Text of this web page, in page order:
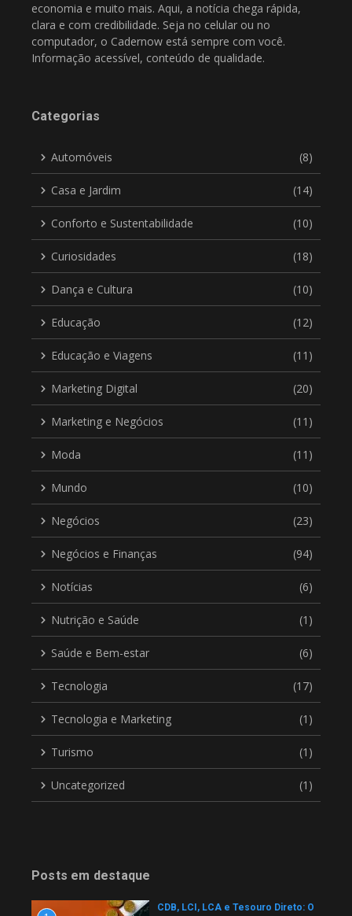
economia e muito mais. Aqui, a notícia chega rápida,
clara e com credibilidade. Seja no celular ou no
computador, o Cadernow está sempre com você.
Informação acessível, conteúdo de qualidade.
Categorias
Automóveis (8)
Casa e Jardim (14)
Conforto e Sustentabilidade (10)
Curiosidades (18)
Dança e Cultura (10)
Educação (12)
Educação e Viagens (11)
Marketing Digital (20)
Marketing e Negócios (11)
Moda (11)
Mundo (10)
Negócios (23)
Negócios e Finanças (94)
Notícias (6)
Nutrição e Saúde (1)
Saúde e Bem-estar (6)
Tecnologia (17)
Tecnologia e Marketing (1)
Turismo (1)
Uncategorized (1)
Posts em destaque
CDB, LCI, LCA e Tesouro Direto: O